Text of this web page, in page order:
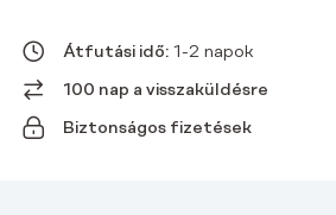
MENNYISÉGÁtfutási idő: 1-2 napok
100 nap a visszaküldésre
Biztonságos fizetések